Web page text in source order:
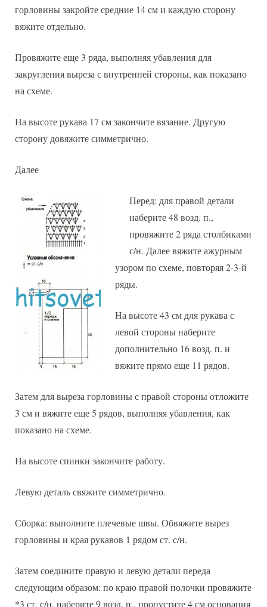
горловины закройте средние 14 см и каждую сторону
вяжите отдельно.
Провяжите еще 3 ряда, выполняя убавления для
закругления выреза с внутренней стороны, как показано
на схеме.
На высоте рукава 17 см закончите вязание. Другую
сторону довяжите симметрично.
Далее
Перед: для правой детали
наберите 48 возд. п.,
провяжите 2 ряда столбиками
с/н. Далее вяжите ажурным
узором по схеме, повторяя 2-3-й
ряды.
На высоте 43 см для рукава с
левой стороны наберите
дополнительно 16 возд. п. и
вяжите прямо еще 11 рядов.
Затем для выреза горловины с правой стороны отложите
3 см и вяжите еще 5 рядов, выполняя убавления, как
показано на схеме.
На высоте спинки закончите работу.
Левую деталь свяжите симметрично.
Сборка: выполните плечевые швы. Обвяжите вырез
горловины и края рукавов 1 рядом ст. с/н.
Затем соедините правую и левую детали переда
следующим образом: по краю правой полочки провяжите
*3 ст. с/н, наберите 9 возд. п., пропустите 4 см основания